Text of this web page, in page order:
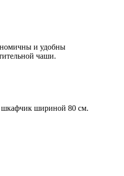
и удобны
чаши.
шириной 80 см.